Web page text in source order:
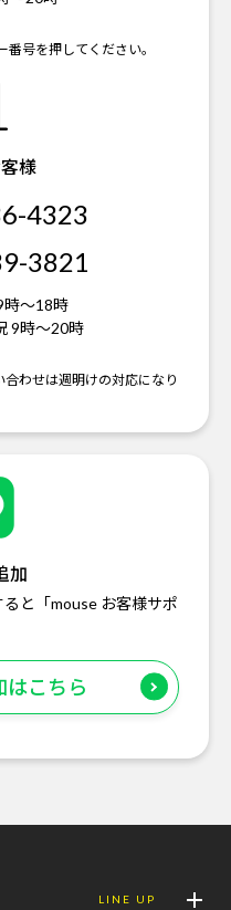
号を押してください。
様
4323
3821
時～18時
9時～20時
わせは週明けの対応になり
加
と「mouse お客様サポ
はこちら
LINE UP